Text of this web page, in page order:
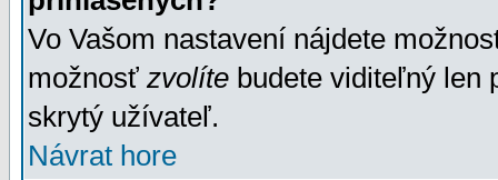
Vo Vašom nastavení nájdete
možnosť zvolíte budete viditeľný len
skrytý užívateľ.
Návrat hore